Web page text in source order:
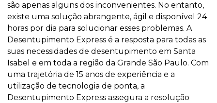
são apenas alguns dos inconvenientes. No entanto,
existe uma solução abrangente, ágil e disponível 24
horas por dia para solucionar esses problemas. A
Desentupimento Express é a resposta para todas as
suas necessidades de desentupimento em Santa
Isabel e em toda a região da Grande São Paulo. Com
uma trajetória de 15 anos de experiência e a
utilização de tecnologia de ponta, a
Desentupimento Express assegura a resolução